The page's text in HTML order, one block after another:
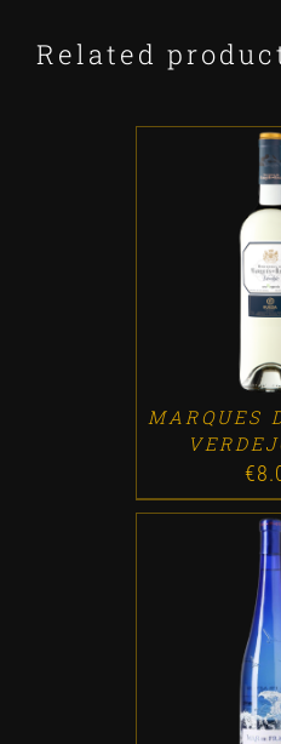
Related
ADD TO CART
MARQUES
€
ADD TO CART